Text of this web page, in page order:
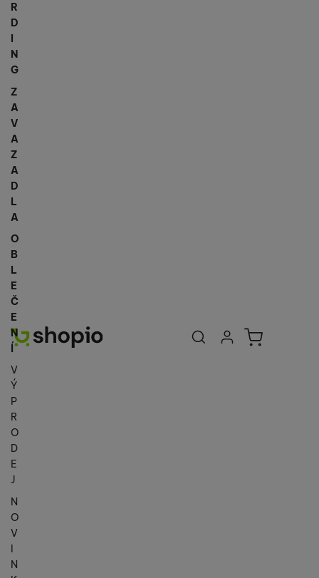
Uživatelská
Přihlásit se
Košík
R
D
N
G
Z
A
V
A
Z
A
D
L
A
O
B
L
E
Č
E
N
Í
V
Ý
P
R
O
D
E
J
N
O
V
I
N